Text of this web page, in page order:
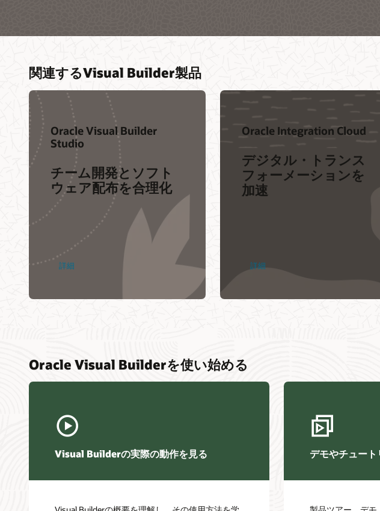
関連するVisual Builder製品
Oracle Visual Builder
Studio
チーム開発とソフト
ウェア配布を合理化
詳細
Oracle Integration Cloud
デジタル・トランス
フォーメーションを
加速
詳細
Oracle Visual Builderを使い始める
Visual Builderの実際の動作を見る デモやチュー